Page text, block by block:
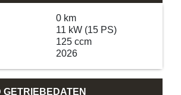
0 km
11 kW (15 PS)
125 ccm
2026
GETRIEBEDATEN